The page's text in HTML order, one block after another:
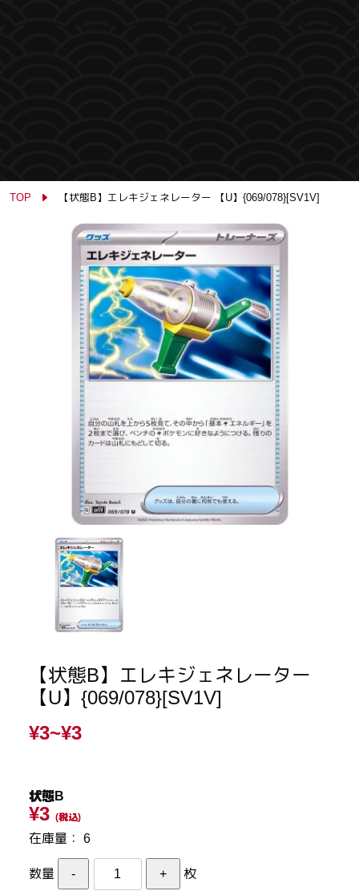
TOP 【状態B】エレキジェネレーター 【U】{069/078}[SV1V]
【状態B】エレキジェネレーター
【U】{069/078}[SV1V]
¥3~¥3
状態B
¥3 (税込)
在庫量： 6
数量 枚